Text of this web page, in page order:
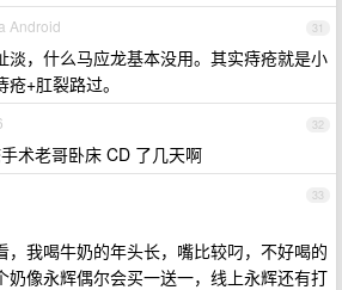
31
Android
淡，什么马应龙基本没用。其实痔疮就是小
+肛裂路过。
32
术老哥卧床 CD 了几天啊
33
，我喝牛奶的年头长，嘴比较叼，不好喝的
奶像永辉偶尔会买一送一，线上永辉还有打